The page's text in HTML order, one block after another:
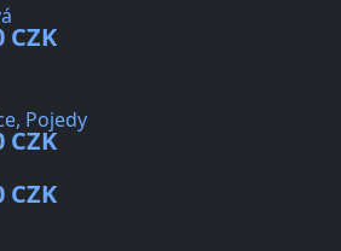
CZK
Pojedy
CZK
CZK